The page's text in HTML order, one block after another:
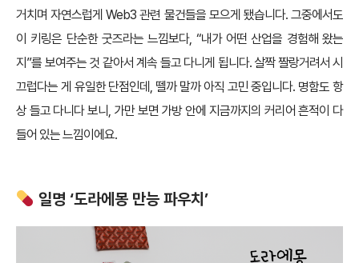
거치며 자연스럽게 Web3 관련 물건들을 모으게 됐습니다. 그중에서도
이 키링은 단순한 굿즈라는 느낌보다, “내가 어떤 산업을 경험해 왔는
지”를 보여주는 것 같아서 계속 들고 다니게 됩니다. 살짝 짤랑거려서 시
끄럽다는 게 유일한 단점인데, 뗄까 말까 아직 고민 중입니다. 명함도 항
상 들고 다니다 보니, 가만 보면 가방 안에 지금까지의 커리어 흔적이 다
들어 있는 느낌이에요.
일명 ‘도라에몽 만능 파우치’